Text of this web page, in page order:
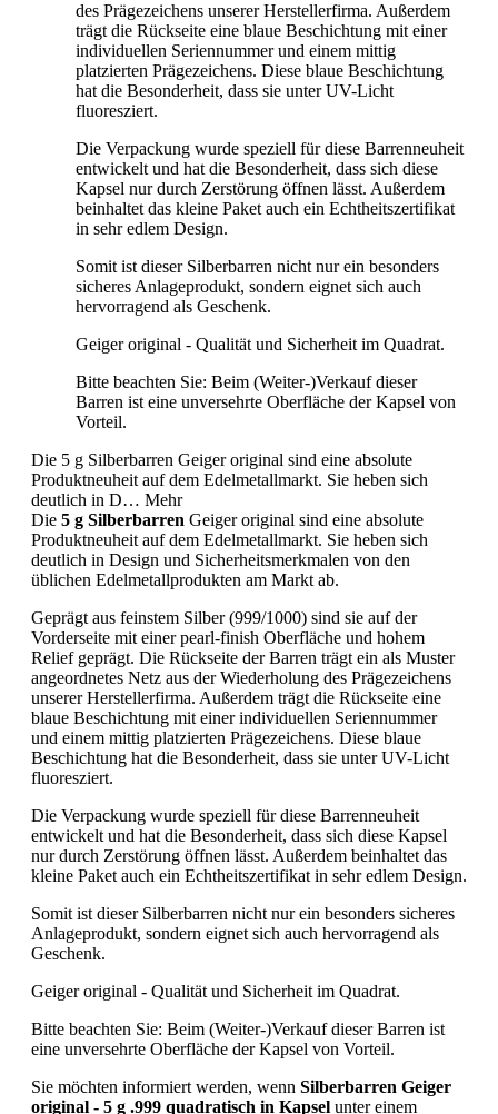
des Prägezeichens unserer Herstellerfirma. Außerdem
trägt die Rückseite eine blaue Beschichtung mit einer
individuellen Seriennummer und einem mittig
platzierten Prägezeichens. Diese blaue Beschichtung
hat die Besonderheit, dass sie unter UV-Licht
fluoresziert.
Die Verpackung wurde speziell für diese Barrenneuheit
entwickelt und hat die Besonderheit, dass sich diese
Kapsel nur durch Zerstörung öffnen lässt. Außerdem
beinhaltet das kleine Paket auch ein Echtheitszertifikat
in sehr edlem Design.
Somit ist dieser Silberbarren nicht nur ein besonders
sicheres Anlageprodukt, sondern eignet sich auch
hervorragend als Geschenk.
Geiger original - Qualität und Sicherheit im Quadrat.
Bitte beachten Sie: Beim (Weiter-)Verkauf dieser
Barren ist eine unversehrte Oberfläche der Kapsel von
Vorteil.
Die 5 g Silberbarren Geiger original sind eine absolute
Produktneuheit auf dem Edelmetallmarkt. Sie heben sich
deutlich in D… Mehr
Die 5 g Silberbarren Geiger original sind eine absolute
Produktneuheit auf dem Edelmetallmarkt. Sie heben sich
deutlich in Design und Sicherheitsmerkmalen von den
üblichen Edelmetallprodukten am Markt ab.
Geprägt aus feinstem Silber (999/1000) sind sie auf der
Vorderseite mit einer pearl-finish Oberfläche und hohem
Relief geprägt. Die Rückseite der Barren trägt ein als Muster
angeordnetes Netz aus der Wiederholung des Prägezeichens
unserer Herstellerfirma. Außerdem trägt die Rückseite eine
blaue Beschichtung mit einer individuellen Seriennummer
und einem mittig platzierten Prägezeichens. Diese blaue
Beschichtung hat die Besonderheit, dass sie unter UV-Licht
fluoresziert.
Die Verpackung wurde speziell für diese Barrenneuheit
entwickelt und hat die Besonderheit, dass sich diese Kapsel
nur durch Zerstörung öffnen lässt. Außerdem beinhaltet das
kleine Paket auch ein Echtheitszertifikat in sehr edlem Design.
Somit ist dieser Silberbarren nicht nur ein besonders sicheres
Anlageprodukt, sondern eignet sich auch hervorragend als
Geschenk.
Geiger original - Qualität und Sicherheit im Quadrat.
Bitte beachten Sie: Beim (Weiter-)Verkauf dieser Barren ist
eine unversehrte Oberfläche der Kapsel von Vorteil.
Sie möchten informiert werden, wenn Silberbarren Geiger
original - 5 g .999 quadratisch in Kapsel unter einem